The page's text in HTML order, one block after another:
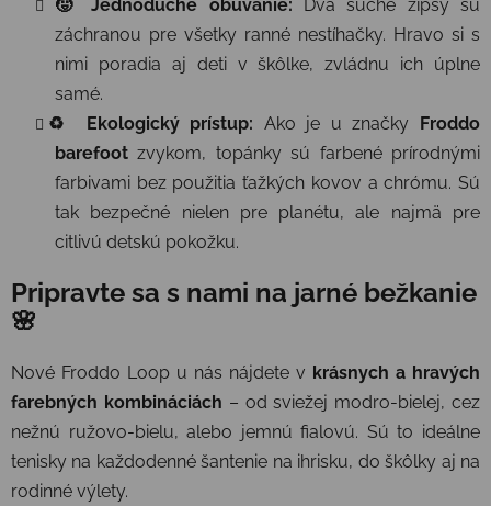
🧒 Jednoduché obúvanie: Dva suché zipsy sú
záchranou pre všetky ranné nestíhačky. Hravo si s
nimi poradia aj deti v škôlke, zvládnu ich úplne
samé.
♻️ Ekologický prístup: Ako je u značky
Froddo
barefoot zvykom, topánky sú farbené prírodnými
farbivami bez použitia ťažkých kovov a chrómu. Sú
tak bezpečné nielen pre planétu, ale najmä pre
citlivú detskú pokožku.
Pripravte sa s nami na jarné bežkanie
🌸
Nové Froddo Loop u nás nájdete v krásnych a hravých
farebných kombináciách – od sviežej modro-bielej, cez
nežnú ružovo-bielu, alebo jemnú fialovú. Sú to ideálne
tenisky na každodenné šantenie na ihrisku, do škôlky aj na
rodinné výlety.